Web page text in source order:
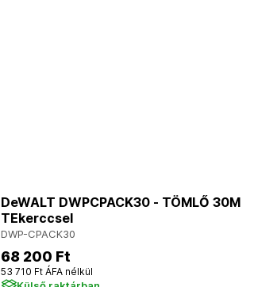
DeWALT DWPCPACK30 - TÖMLŐ 30M
TEkerccsel
DWP-CPACK30
68 200 Ft
53 710 Ft ÁFA nélkül